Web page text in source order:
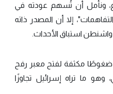
ونأمل أن تُسهم عودته في
إلا أن المصدر ذاته
واشنطن استباق الأحداث.
مكثفة لفتح معبر رفح
ما تراه إسرائيل تجاوزًا